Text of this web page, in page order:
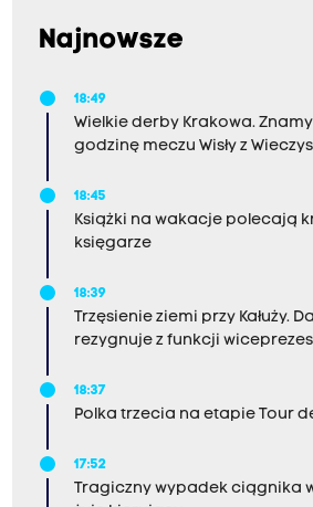
Najnowsze
18:49
Wielkie derby Krakowa.
godzinę meczu Wisły z
18:45
Książki na wakacje polecają
księgarze
18:39
Trzęsienie ziemi przy Kałuży.
rezygnuje z funkcji
18:37
Polka trzecia na etapie Tour
17:52
Tragiczny wypadek ciągnika